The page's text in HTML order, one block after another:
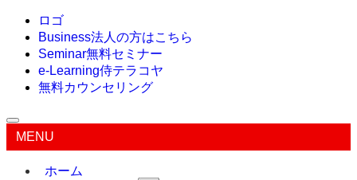
ロゴ
Business法人の方はこちら
Seminar無料セミナー
e-Learning侍テラコヤ
無料カウンセリング
MENU
ホーム